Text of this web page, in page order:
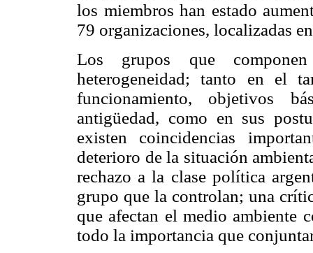
los miembros han estado
79 organizaciones, localizadas
Los grupos que
heterogeneidad; tanto en el
funcionamiento, objetivos
antigüedad, como en sus
existen coincidencias
deterioro de la situación
rechazo a la clase política
grupo que la controlan; una
que afectan el medio ambiente
todo la importancia que